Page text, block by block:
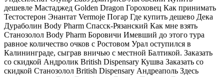
дешевле Мастаджед Golden Dragon Гороховец Как принимать
Тестостерон Энантат Vermoje Погар Где купить дешево Дека
Дураболин Body Pharm Спасск-Рязанский Как мне взять
Станозолол Body Pharm Боровичи Имевший до этого тура
равное количество очков с Ростовом Урал оступился в
Калининграде, сыграв вничью с местной Балтикой. Заказать
со скидкой Андролик British Dispensary Кушва Заказать со
скидкой Станозолол British Dispensary Андреаполь Здесь